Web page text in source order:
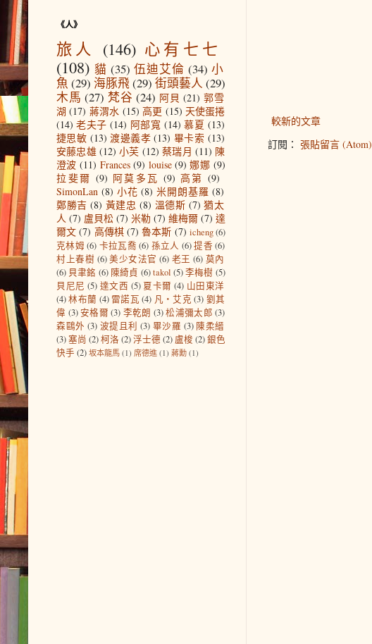
較新的文章
訂閱： 張貼留言 (Atom)
《人》
旅人 (146) 心有七七
(108) 貓 (35) 伍迪艾倫 (34) 小
魚 (29) 海豚飛(29) 街頭藝人 (29)
木馬 (27) 梵谷 (24) 阿貝 (21) 郭雪
湖 (17) 蔣渭水 (15) 高更 (15) 天使蛋捲
(14) 老夫子 (14) 阿部寬 (14) 慕夏 (13)
捷思敏 (13) 渡邊義孝 (13) 畢卡索 (13)
安藤忠雄 (12) 小芙 (12) 蔡瑞月 (11) 陳
澄波 (11) Frances (9) louise (9) 娜娜 (9)
拉斐爾 (9) 阿莫多瓦 (9) 高第 (9)
SimonLan (8) 小花 (8) 米開朗基羅 (8)
鄭勝吉 (8) 黃建忠 (8) 溫德斯 (7) 猶太
人 (7) 盧貝松 (7) 米勒 (7) 維梅爾 (7) 達
爾文 (7) 高傳棋 (7) 魯本斯 (7) icheng(6)
克林姆 (6) 卡拉瓦喬 (6) 孫立人 (6)提香 (6)
村上春樹 (6) 美少女法官 (6) 老王 (6) 莫內
(6) 貝聿銘 (6) 陳綺貞 (6) takol (5)李梅樹 (5)
貝尼尼 (5) 達文西 (5) 夏卡爾 (4) 山田東洋
(4)林布蘭 (4) 雷諾瓦 (4) 凡‧艾克 (3) 劉其
偉 (3)安格爾 (3) 李乾朗 (3)松浦彌太郎 (3)
森鷗外 (3) 波提且利 (3) 畢沙羅 (3) 陳柔縉
(3)塞尚 (2)柯洛 (2)浮士德 (2) 盧梭 (2)銀色
快手 (2) 坂本龍馬 (1) 席德進 (1) 蔣勳 (1)